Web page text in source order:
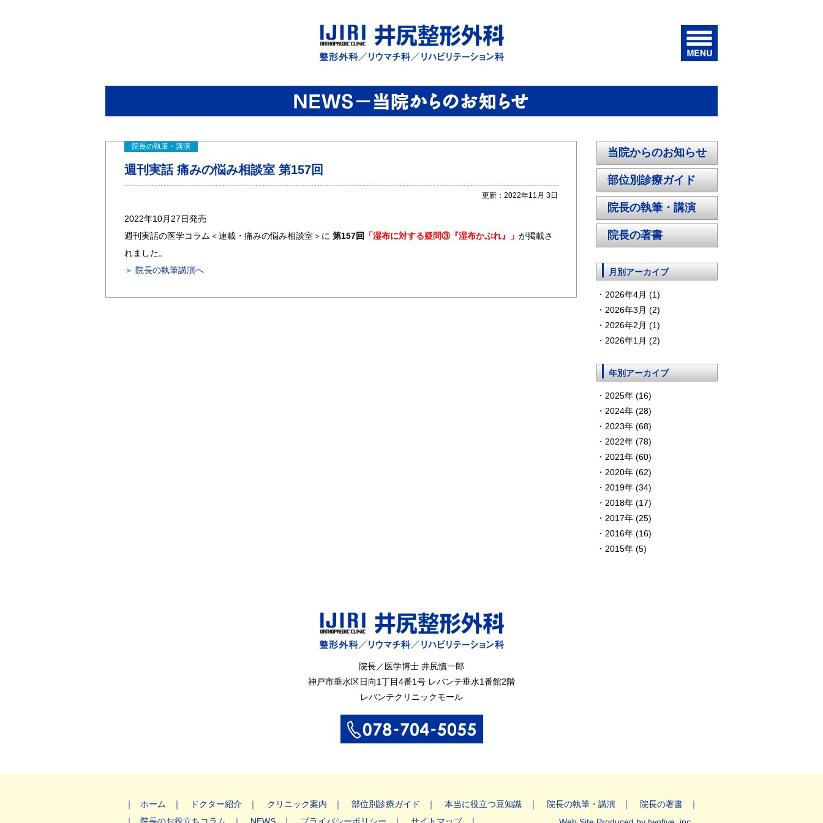
院長の執筆・講演
週刊実話 痛みの悩み相談室 第157回
更新：2022年11月 3日
2022年10月27日発売
週刊実話の医学コラム＜連載・痛みの悩み相談室＞に 第157回 「湿布に対する疑問③『湿布かぶれ』」 が掲載さ
れました。
＞ 院長の執筆講演へ
当院からのお知らせ
部位別診療ガイド
院長の執筆・講演
院長の著書
月別アーカイブ
2026年4月 (1)
2026年3月 (2)
2026年2月 (1)
2026年1月 (2)
年別アーカイブ
2025年 (16)
2024年 (28)
2023年 (68)
2022年 (78)
2021年 (60)
2020年 (62)
2019年 (34)
2018年 (17)
2017年 (25)
2016年 (16)
2015年 (5)
院長／医学博士 井尻慎一郎
神戸市垂水区日向1丁目4番1号 レバンテ垂水1番館2階
レバンテクリニックモール
ホーム ドクター紹介 クリニック案内 部位別診療ガイド 本当に役立つ豆知識 院長の執筆・講演
院長の著書